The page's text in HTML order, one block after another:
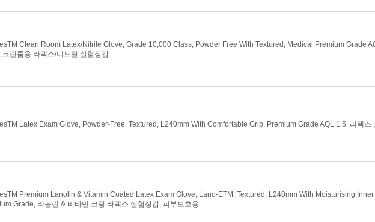
Clean Room Latex/Nitrile Glove, Grade 10,000 Class, Powder Free With Textured, Medical Premium Grade
크린룸용 라텍스/니트릴 실험장갑
Latex Exam Glove, Powder-Free, Textured, L240mm With Comfortable Grip, Premium Grade AQL 1.5, 라텍스
Premium Lanolin & Vitamin Coated Latex Exam Glove, Lano-ETM, Textured, L240mm With Moisturising
Grade, 라놀린 & 비타민 코팅 라텍스 실험장갑, 피부보호용